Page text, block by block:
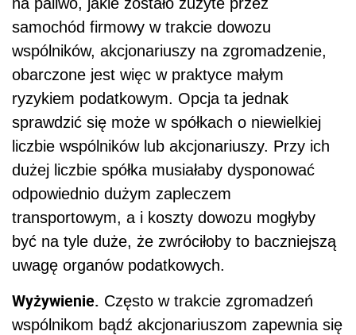
na paliwo, jakie zostało zużyte przez
samochód firmowy w trakcie dowozu
wspólników, akcjonariuszy na zgromadzenie,
obarczone jest więc w praktyce małym
ryzykiem podatkowym. Opcja ta jednak
sprawdzić się może w spółkach o niewielkiej
liczbie wspólników lub akcjonariuszy. Przy ich
dużej liczbie spółka musiałaby dysponować
odpowiednio dużym zapleczem
transportowym, a i koszty dowozu mogłyby
być na tyle duże, że zwróciłoby to baczniejszą
uwagę organów podatkowych.
Wyżywienie. Często w trakcie zgromadzeń
wspólnikom bądź akcjonariuszom zapewnia się